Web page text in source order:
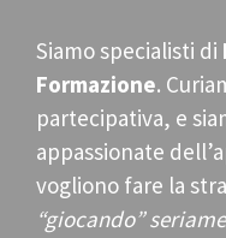
Siamo specialisti di
Formazione.
partecipativa, e
appassionate
vogliono fare la
“giocando”